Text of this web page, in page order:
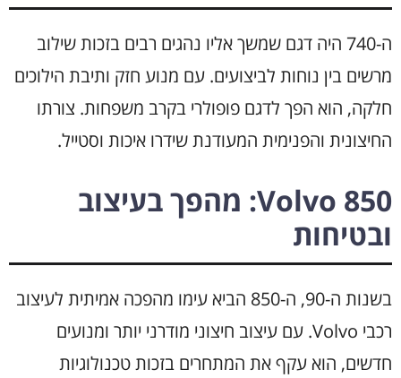
ה-740 היה דגם שמשך אליו נהגים רבים בזכות שילוב
מרשים בין נוחות לביצועים. עם מנוע חזק ותיבת הילוכים
חלקה, הוא הפך לדגם פופולרי בקרב משפחות. צורתו
החיצונית והפנימית המעודנת שידרו איכות וסטייל.
Volvo 850: מהפך בעיצוב
ובטיחות
בשנות ה-90, ה-850 הביא עימו מהפכה אמיתית לעיצוב
רכבי Volvo. עם עיצוב חיצוני מודרני יותר ומנועים
חדשים, הוא עקף את המתחרים בזכות טכנולוגיות